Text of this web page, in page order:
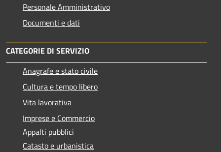
Personale Amministrativo
Documenti e dati
CATEGORIE DI SERVIZIO
Anagrafe e stato civile
Cultura e tempo libero
Vita lavorativa
Imprese e Commercio
Appalti pubblici
Catasto e urbanistica